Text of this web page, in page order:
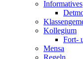
Informatives
Kollegium
Fort-
Mensa
Regeln